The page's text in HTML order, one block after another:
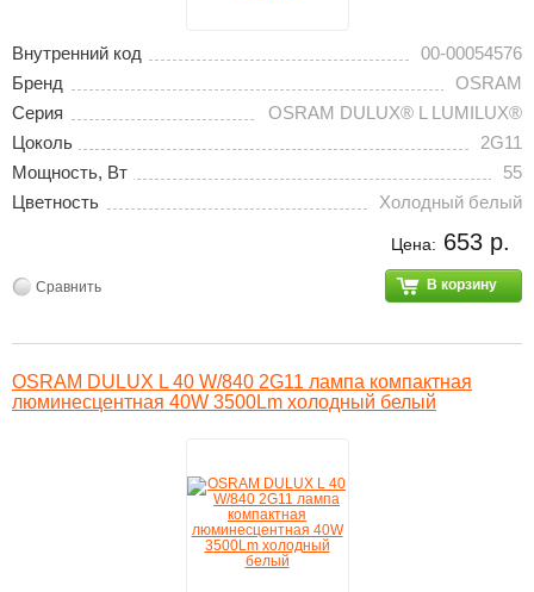
Внутренний код
00-00054576
Бренд
OSRAM
Серия
OSRAM DULUX® L LUMILUX®
Цоколь
2G11
Мощность, Вт
55
Цветность
Холодный белый
Цена: 653 р.
В корзину
Сравнить
OSRAM DULUX L 40 W/840 2G11 лампа компактная
люминесцентная 40W 3500Lm холодный белый